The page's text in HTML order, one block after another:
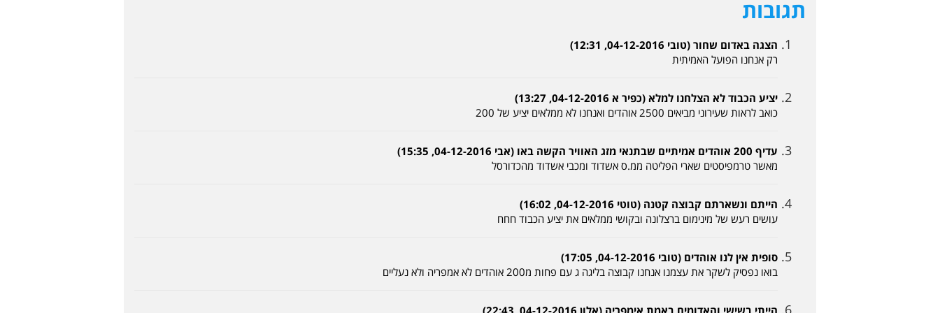
תגובות
הצגה באדום שחור (טובי 04-12-2016, 12:31)
רק אנחנו הפועל האמיתית
יציע הכבוד לא הצלחנו למלא (כפיר א 04-12-2016, 13:27)
כואב לראות שעירוני מביאים 2500 אוהדים ואנחנו לא ממלאים יציע של 200
עדיף 200 אוהדים אמיתיים שבתנאי מזג האוויר הקשה באו (אבי 04-12-2016, 15:35)
מאשר טרמפיסטים שארי הפליטה ממ.ס אשדוד ומכבי אשדוד מהכדורסל
הייתם ונשארתם קבוצה קטנה (טוטי 04-12-2016, 16:02)
עושים רעש של מינימום ברצלונה ובקושי ממלאים את יציע הכבוד חחח
סופית אין לנו אוהדים (טובי 04-12-2016, 17:05)
בואו נפסיק לשקר את עצמנו אנחנו קבוצה בליגה ג עם פחות מ200 אוהדים לא אמפריה ולא נעליים
הייתי בשישי והאדומים באמת אימפריה (אלון 04-12-2016, 22:43)